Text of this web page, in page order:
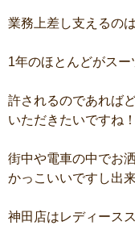
業務上差し支えるの
1年のほとんどがスー
許されるのであれば
いただきたいですね！
街中や電車の中でお
かっこいいですし出
神田店はレディース